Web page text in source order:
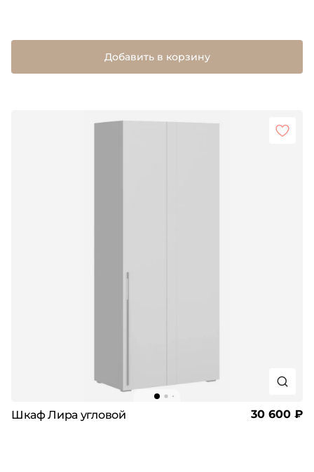
Добавить в корзину
Шкаф Лира угловой 30 600 ₽